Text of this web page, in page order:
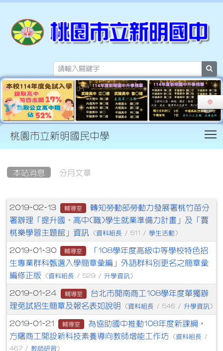
桃園市立新明國民中學
本站消息 分月文章
文章列表
2019-02-13 輔導室
轉知勞動部勞動力發展署桃竹苗分
署辦理「提升國、高中(職)學生就業準備力計畫」及「賈
桃樂學習主題館」資訊
(資料組長 / 511 / 學生活動 )
2019-01-30 輔導室
「108學年度高級中等學校特色招
生專業群科甄選入學簡章彙編」外語群科別更名之簡章彙
編修正版
(資料組長 / 529 / 升學資訊 )
2019-01-24 輔導室
台北市開南商工108學年度單獨辦
理免試招生簡章及報名表如說明
(資料組長 / 546 / 升學資訊 )
2019-01-21 輔導室
為協助國中推動108年度新課綱，
方曙商工開設新科技素養導向教師增能工作坊
(資料組長 /
467 / 教師研習 )